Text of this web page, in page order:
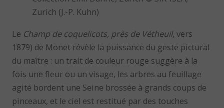
Zurich (J.-P. Kuhn)
Le Champ de coquelicots, près de Vétheuil, vers
1879) de Monet révèle la puissance du geste pictural
du maître : un trait de couleur rouge suggère à la
fois une fleur ou un visage, les arbres au feuillage
agité bordent une Seine brossée à grands coups de
pinceaux, et le ciel est restitué par des touches